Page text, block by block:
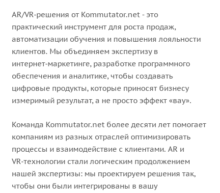
AR/VR‑решения от Kommutator.net - это
практический инструмент для роста продаж,
автоматизации обучения и повышения лояльности
клиентов. Мы объединяем экспертизу в
интернет‑маркетинге, разработке программного
обеспечения и аналитике, чтобы создавать
цифровые продукты, которые приносят бизнесу
измеримый результат, а не просто эффект «вау».
Команда Kommutator.net более десяти лет помогает
компаниям из разных отраслей оптимизировать
процессы и взаимодействие с клиентами. AR и
VR‑технологии стали логическим продолжением
нашей экспертизы: мы проектируем решения так,
чтобы они были интегрированы в вашу